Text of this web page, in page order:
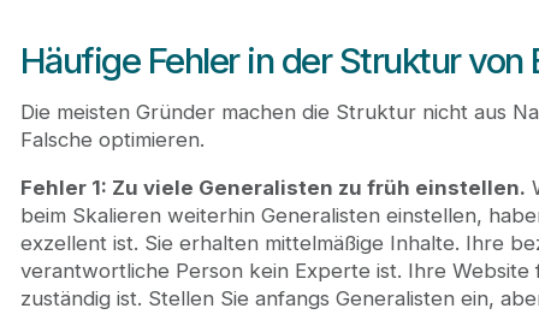
Häufige Fehler in der Struktur
Die meisten Gründer machen die Struktur nicht aus
Falsche optimieren.
Fehler 1: Zu viele Generalisten zu früh einstellen.
beim Skalieren weiterhin Generalisten einstellen,
exzellent ist. Sie erhalten mittelmäßige Inhalte. Ihre
verantwortliche Person kein Experte ist. Ihre
zuständig ist. Stellen Sie anfangs Generalisten ein,